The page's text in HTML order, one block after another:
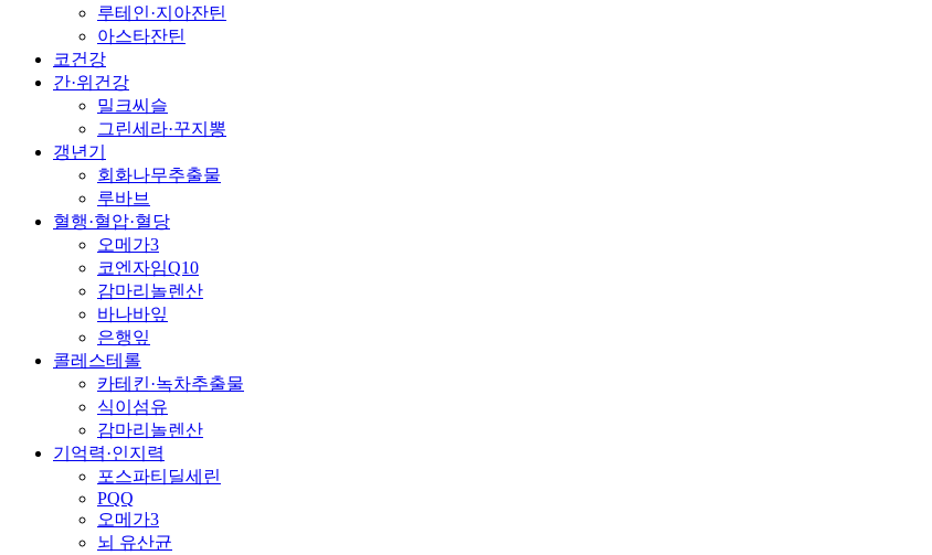
루테인·지아잔틴
아스타잔틴
코건강
간·위건강
밀크씨슬
그린세라·꾸지뽕
갱년기
회화나무추출물
루바브
혈행·혈압·혈당
오메가3
코엔자임Q10
감마리놀렌산
바나바잎
은행잎
콜레스테롤
카테킨·녹차추출물
식이섬유
감마리놀렌산
기억력·인지력
포스파티딜세린
PQQ
오메가3
뇌 유산균